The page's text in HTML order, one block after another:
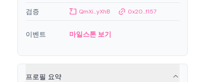
검증 QmXi...yXhB 0x20...f157
이벤트 마일스톤 보기
프로필 요약